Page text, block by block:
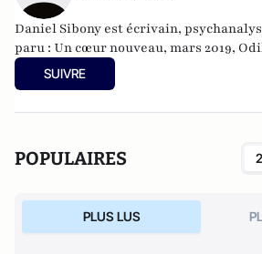
Daniel Sibony est écrivain,
paru : Un cœur nouveau, mars 2019,
SUIVRE
POPULAIRES
PLUS LUS